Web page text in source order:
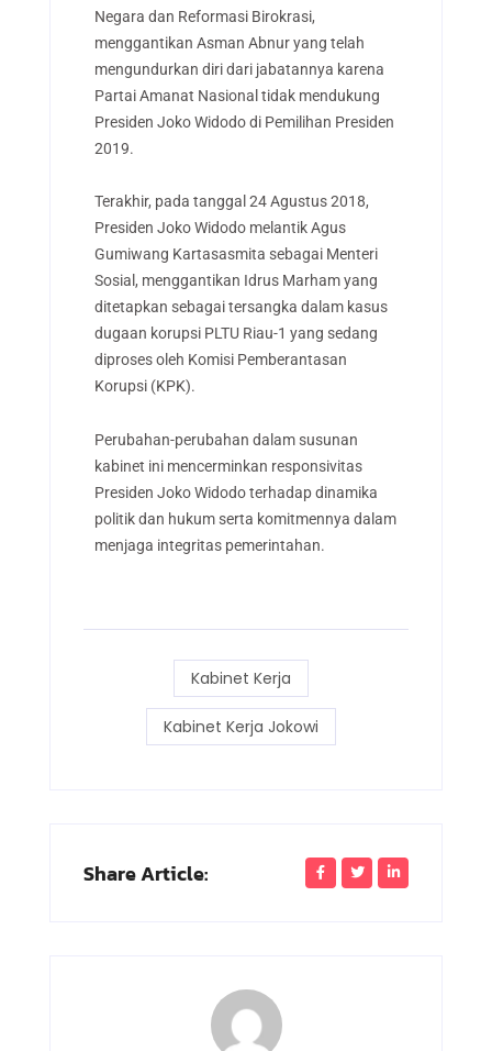
Negara dan Reformasi Birokrasi,
menggantikan Asman Abnur yang telah
mengundurkan diri dari jabatannya karena
Partai Amanat Nasional tidak mendukung
Presiden Joko Widodo di Pemilihan Presiden
2019.
Terakhir, pada tanggal 24 Agustus 2018,
Presiden Joko Widodo melantik Agus
Gumiwang Kartasasmita sebagai Menteri
Sosial, menggantikan Idrus Marham yang
ditetapkan sebagai tersangka dalam kasus
dugaan korupsi PLTU Riau-1 yang sedang
diproses oleh Komisi Pemberantasan
Korupsi (KPK).
Perubahan-perubahan dalam susunan
kabinet ini mencerminkan responsivitas
Presiden Joko Widodo terhadap dinamika
politik dan hukum serta komitmennya dalam
menjaga integritas pemerintahan.
Kabinet Kerja
Kabinet Kerja Jokowi
Share Article: